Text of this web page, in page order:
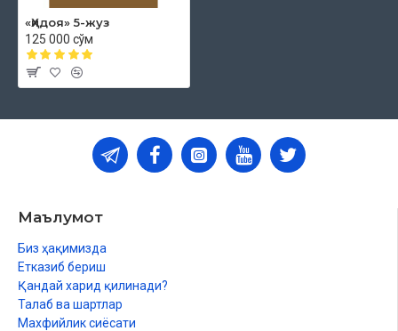
«Ҳидоя» 5-жуз
125 000 сўм
Маълумот
Биз ҳақимизда
Етказиб бериш
Қандай харид қилинади?
Талаб ва шартлар
Махфийлик сиёсати